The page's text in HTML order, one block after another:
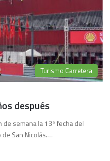
Turismo Carretera
después
de semana la 13ª fecha del
San Nicolás.…